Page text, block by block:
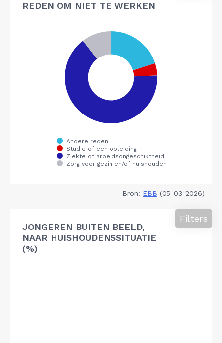
REDEN OM NIET TE WERKEN
Bron: EBB (05-03-2026)
JONGEREN BUITEN BEELD,
NAAR HUISHOUDENSSITUATIE
(%)
Filters